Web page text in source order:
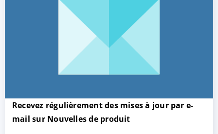
Recevez régulièrement des mises à jour par e-
mail sur Nouvelles de produit
PARAMETRER
Mentions légales Protection des données